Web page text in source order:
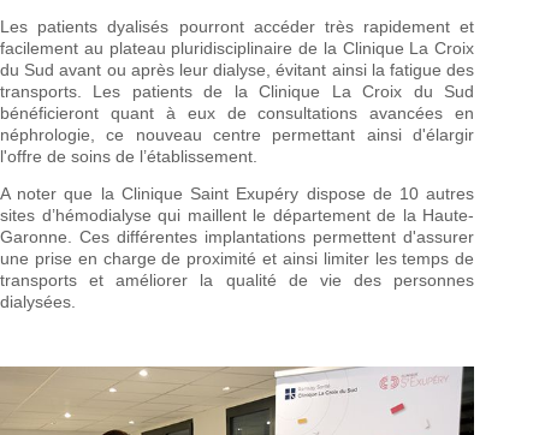
Les patients dyalisés pourront accéder très rapidement et
facilement au plateau pluridisciplinaire de la Clinique La Croix
du Sud avant ou après leur dialyse, évitant ainsi la fatigue des
transports. Les patients de la Clinique La Croix du Sud
bénéficieront quant à eux de consultations avancées en
néphrologie, ce nouveau centre permettant ainsi d'élargir
l'offre de soins de l’établissement.
A noter que la Clinique Saint Exupéry dispose de 10 autres
sites d’hémodialyse qui maillent le département de la Haute-
Garonne. Ces différentes implantations permettent d'assurer
une prise en charge de proximité et ainsi limiter les temps de
transports et améliorer la qualité de vie des personnes
dialysées.